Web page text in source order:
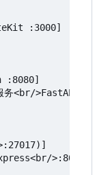
:3000]
:8080]
务<br/>FastAPI
>:8083]